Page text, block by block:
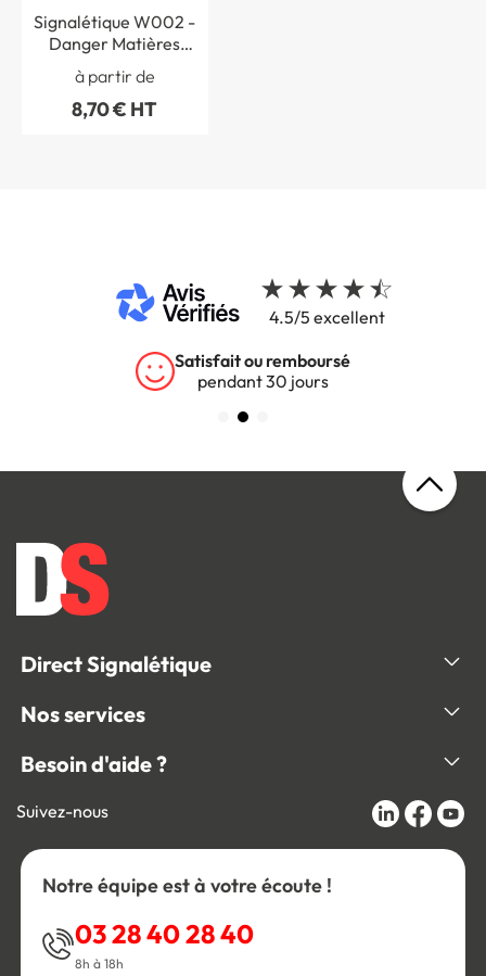
Signalétique W002 -
Danger Matières
explosives - ISO EN
7010
à partir de
8,70 € HT
4.5/5 excellent
Satisfait ou remboursé
pendant 30 jours
Direct Signalétique
Nos services
Besoin d'aide ?
Suivez-nous
Notre équipe est à votre écoute !
03 28 40 28 40
8h à 18h